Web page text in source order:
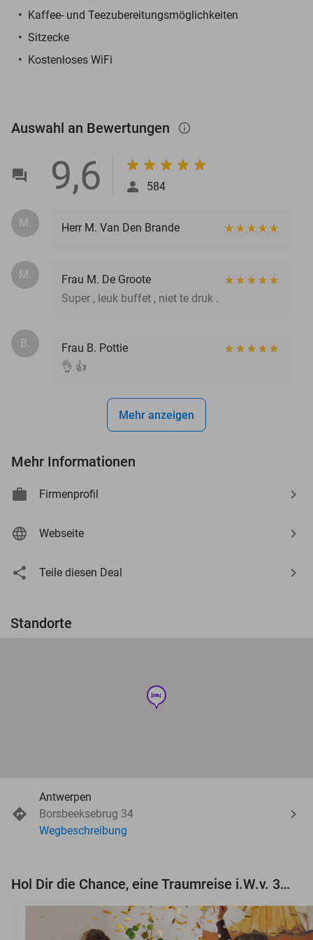
Kaffee- und Teezubereitungsmöglichkeiten
Sitzecke
Kostenloses WiFi
Auswahl an Bewertungen info_outlined
9,6 584
M. Herr M. Van Den Brande
M.
Frau M. De Groote
Super , leuk buffet , niet te druk .
B.
Frau B. Pottie
👌 👍
Mehr anzeigen
Mehr Informationen
Firmenprofil
Webseite
Teile diesen Deal
Standorte
hotel
Antwerpen
Borsbeeksebrug 34
Wegbeschreibung
Hol Dir die Chance, eine Traumreise i.W.v. 3.000 € zu gewinnen!